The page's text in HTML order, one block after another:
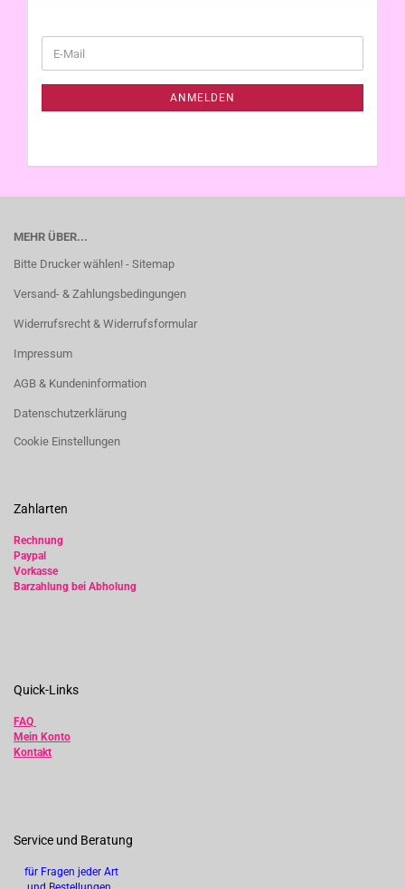
ZUR
E-
Mail
ANMELDEN
MEHR ÜBER...
Bitte Drucker wählen! - Sitemap
Versand- & Zahlungsbedingungen
Widerrufsrecht & Widerrufsformular
Impressum
AGB & Kundeninformation
Datenschutzerklärung
Cookie Einstellungen
Zahlarten
Rechnung
Paypal
Vorkasse
Barzahlung bei Abholung
Quick-Links
FAQ
Mein Konto
Kontakt
Service und Beratung
für Fragen jeder Art